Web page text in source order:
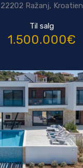
22202 Ražanj, Kroatien
Til salg
1.500.000€